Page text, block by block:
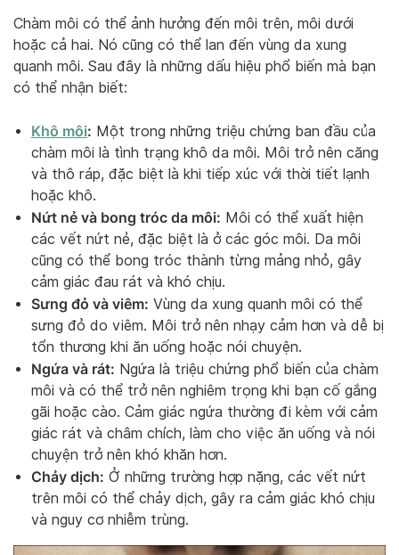
Chàm môi có thể ảnh hưởng đến môi trên, môi dưới
hoặc cả hai. Nó cũng có thể lan đến vùng da xung
quanh môi. Sau đây là những dấu hiệu phổ biến mà bạn
có thể nhận biết:
Khô môi: Một trong những triệu chứng ban đầu của
chàm môi là tình trạng khô da môi. Môi trở nên căng
và thô ráp, đặc biệt là khi tiếp xúc với thời tiết lạnh
hoặc khô.
Nứt nẻ và bong tróc da môi: Môi có thể xuất hiện
các vết nứt nẻ, đặc biệt là ở các góc môi. Da môi
cũng có thể bong tróc thành từng mảng nhỏ, gây
cảm giác đau rát và khó chịu.
Sưng đỏ và viêm: Vùng da xung quanh môi có thể
sưng đỏ do viêm. Môi trở nên nhạy cảm hơn và dễ bị
tổn thương khi ăn uống hoặc nói chuyện.
Ngứa và rát: Ngứa là triệu chứng phổ biến của chàm
môi và có thể trở nên nghiêm trọng khi bạn cố gắng
gãi hoặc cào. Cảm giác ngứa thường đi kèm với cảm
giác rát và châm chích, làm cho việc ăn uống và nói
chuyện trở nên khó khăn hơn.
Chảy dịch: Ở những trường hợp nặng, các vết nứt
trên môi có thể chảy dịch, gây ra cảm giác khó chịu
và nguy cơ nhiễm trùng.